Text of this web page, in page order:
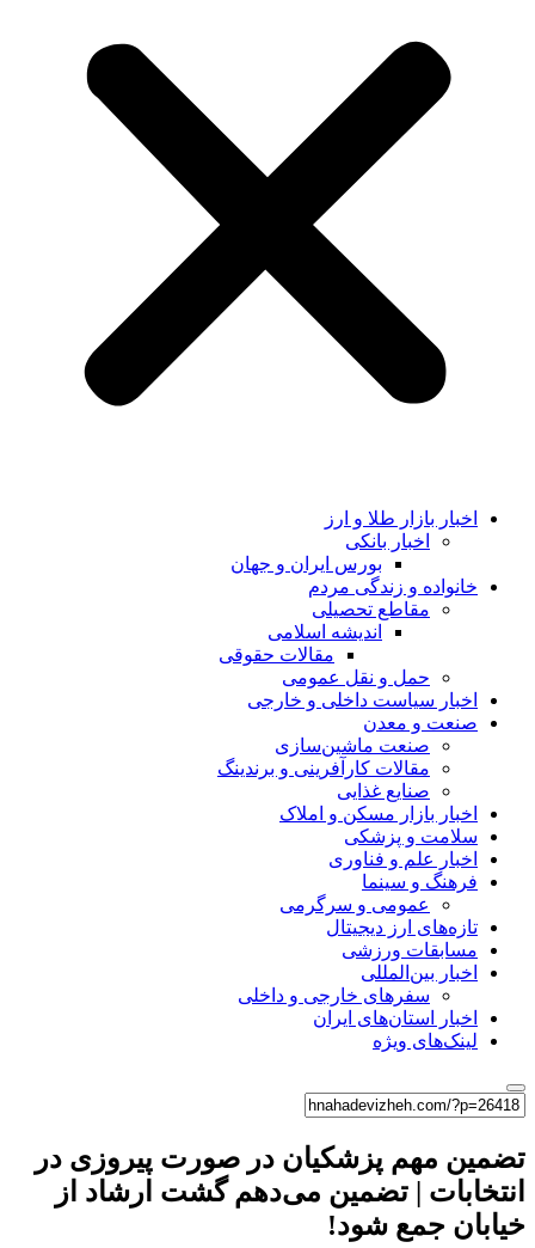
اخبار بازار طلا و ارز
اخبار بانکی
بورس ایران و جهان
خانواده و زندگی مردم
مقاطع تحصیلی
اندیشه اسلامی
مقالات حقوقی
حمل و نقل عمومی
اخبار سیاست داخلی و خارجی
صنعت و معدن
صنعت ماشین‌سازی
مقالات کارآفرینی و برندینگ
صنایع غذایی
اخبار بازار مسکن و املاک
سلامت و پزشکی
اخبار علم و فناوری
فرهنگ و سینما
عمومی و سرگرمی
تازه‌های ارز دیجیتال
مسابقات ورزشی
اخبار بین‌المللی
سفرهای خارجی و داخلی
اخبار استان‌های ایران
لینک‌های ویژه
تضمین مهم پزشکیان در صورت پیروزی در
انتخابات | تضمین می‌دهم گشت ارشاد از
خیابان جمع شود!